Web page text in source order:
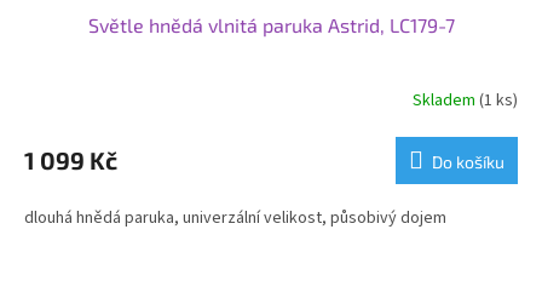
Světle hnědá vlnitá paruka Astrid, LC179-7
Skladem (1 ks)
1 099 Kč Do košíku
dlouhá hnědá paruka, univerzální velikost, působivý dojem